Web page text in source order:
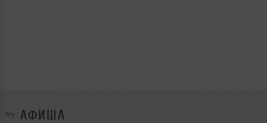
АФИША